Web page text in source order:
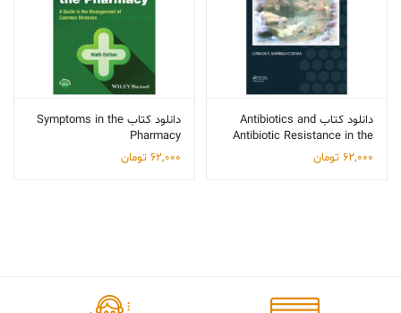
دانلود کتاب Antibiotics and
Antibiotic Resistance in the
Environment
62,000 تومان
دانلود کتاب Symptoms in the
Pharmacy
62,000 تومان